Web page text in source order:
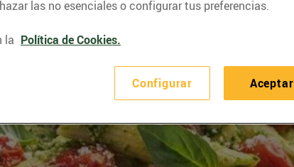
las no esenciales o configurar tus preferencias.
la Política de Cookies.
Configurar Aceptar